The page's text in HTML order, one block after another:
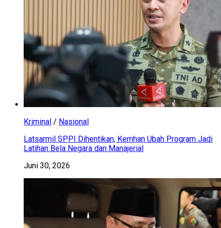
Kriminal / Nasional
Latsarmil SPPI Dihentikan, Kemhan Ubah Program Jadi
Latihan Bela Negara dan Manajerial
Juni 30, 2026